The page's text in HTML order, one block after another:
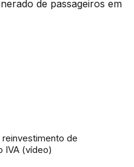
de passageiros em
reinvestimento de
IVA (vídeo)